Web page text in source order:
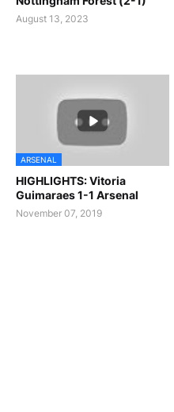
August 13, 2023
ARSENAL
HIGHLIGHTS: Vitoria
Guimaraes 1-1 Arsenal
November 07, 2019